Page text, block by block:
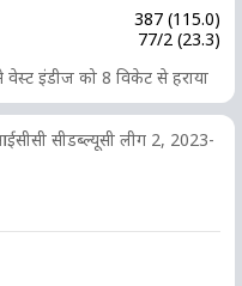
387 (115.0)
77/2 (23.3)
वेस्ट इंडीज को 8 विकेट से हराया
सीडब्ल्यूसी लीग 2, 2023-